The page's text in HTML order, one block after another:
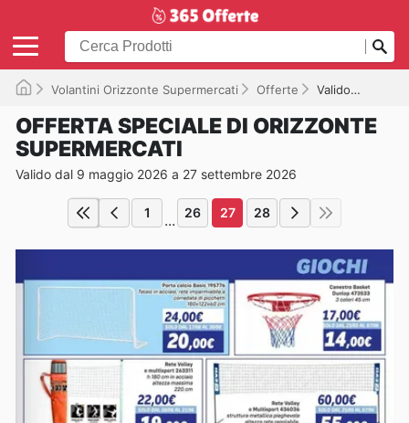
Volantini Orizzonte Supermercati Offerte Valido fino a 27/09/2026
OFFERTA SPECIALE DI ORIZZONTE
SUPERMERCATI
Valido dal 9 maggio 2026 a 27 settembre 2026
1 ... 26 27 28